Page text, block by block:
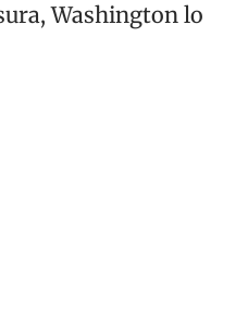
Washington lo